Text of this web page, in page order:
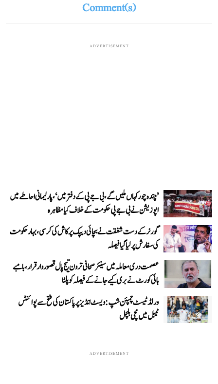
Comment(s)
ADVERTISEMENT
’چندہ چور کہاں ملیں گے، بی جے پی کے دفتر میں‘، پارلیمانی احاطے میں
اپوزیشن نے بی جے پی حکومت کے خلاف کیا مظاہرہ
گورنر کے دست شفقت نے بچائی دیپک پرکاش کی کرسی، بہار حکومت
کی سفارش پر لیا گیا فیصلہ
عصمت دری معاملہ میں سینئر صحافی ترون تیج پال قصوروار قرار، بامبے
ہائی کورٹ نے بری کیے جانے کے فیصلہ کو پلٹا
ورلڈ ٹیسٹ چمپئن شپ: ویسٹ انڈیز پر پاکستان کی فتح سے پوائنٹس
ٹیبل میں مچی ہلچل
ADVERTISEMENT